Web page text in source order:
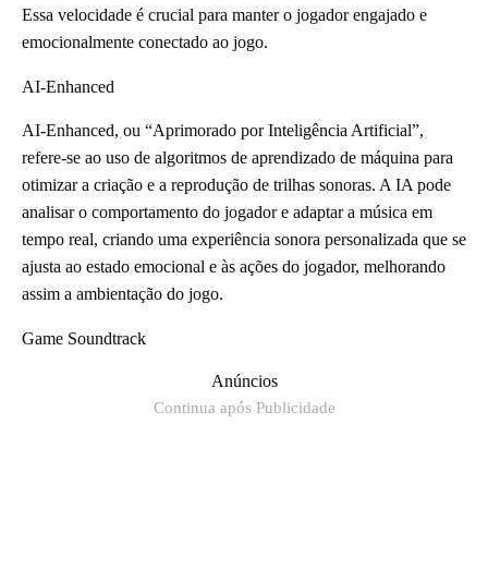
Essa velocidade é crucial para manter o jogador engajado e
emocionalmente conectado ao jogo.
AI-Enhanced
AI-Enhanced, ou “Aprimorado por Inteligência Artificial”,
refere-se ao uso de algoritmos de aprendizado de máquina para
otimizar a criação e a reprodução de trilhas sonoras. A IA pode
analisar o comportamento do jogador e adaptar a música em
tempo real, criando uma experiência sonora personalizada que se
ajusta ao estado emocional e às ações do jogador, melhorando
assim a ambientação do jogo.
Game Soundtrack
Anúncios
Continua após Publicidade